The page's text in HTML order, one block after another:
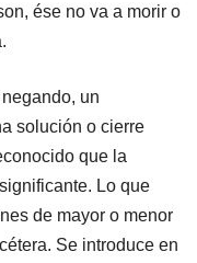
ése no va a morir o
un
solución o cierre
que la
Lo que
de mayor o menor
Se introduce en